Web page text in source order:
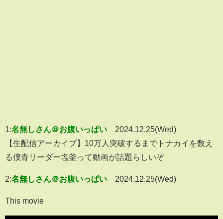
1:名無しさん＠お腹いっぱい
2024.12.25(Wed)
【生配信アーカイブ】10万人突破するまでトナカイを数え
る僕青リーダー塩釜って動画が話題らしいぞ
2:名無しさん＠お腹いっぱい 2024.12.25(Wed)
This movie